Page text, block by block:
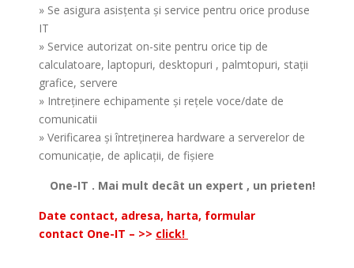
» Se asigura asisţenta şi service pentru orice produse
IT
» Service autorizat on-site pentru orice tip de
calculatoare, laptopuri, desktopuri , palmtopuri, staţii
grafice, servere
» Intreţinere echipamente şi reţele voce/date de
comunicatii
» Verificarea şi întreţinerea hardware a serverelor de
comunicaţie, de aplicaţii, de fişiere
One-IT . Mai mult decât un expert , un prieten!
Date contact, adresa, harta, formular
contact One-IT – >> click!